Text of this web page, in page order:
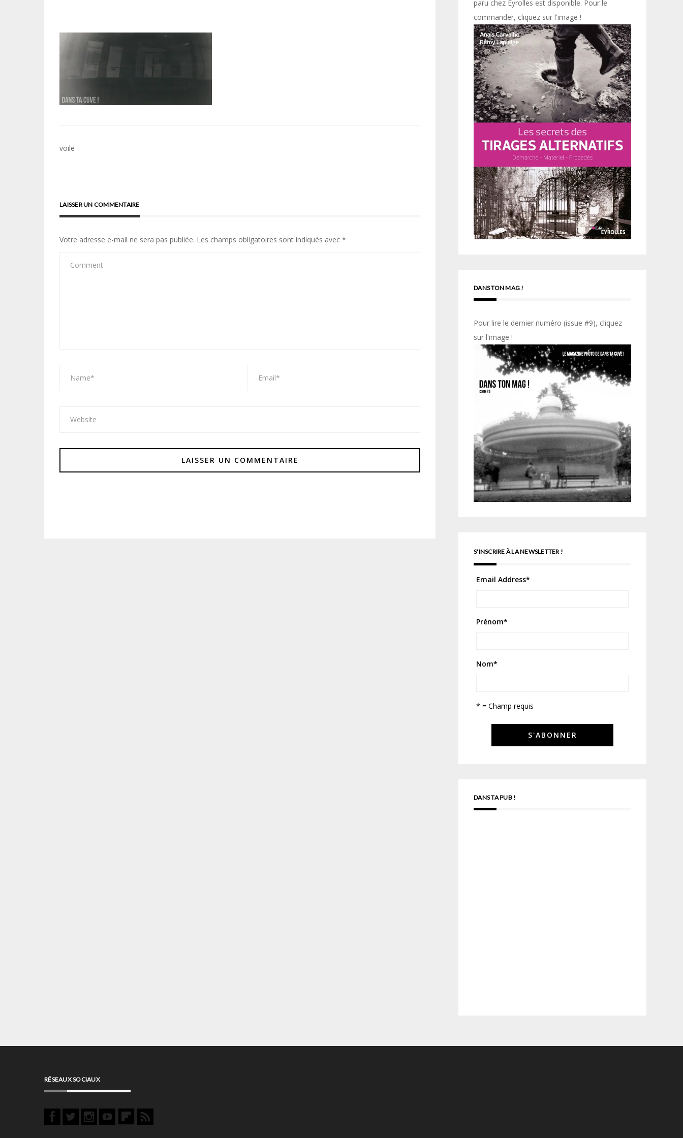
Navigation
voile
LAISSER UN COMMENTAIRE
Votre adresse e-mail ne sera pas publiée. Les champs obligatoires sont indiqués avec *
paru chez Eyrolles est disponible. Pour le
commander, cliquez sur l'image !
DANS TON MAG !
Pour lire le dernier numéro (issue #9), cliquez
sur l'image !
S'INSCRIRE À LA NEWSLETTER !
Email Address*
Prénom*
Nom*
* = Champ requis
DANS TA PUB !
RÉSEAUX SOCIAUX